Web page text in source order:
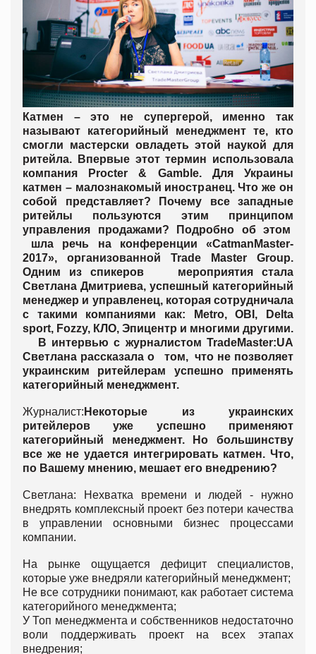
Катмен – это не супергерой, именно так
называют категорийный менеджмент те, кто
смогли мастерски овладеть этой наукой для
ритейла. Впервые этот термин использовала
компания Procter & Gamble. Для Украины
катмен – малознакомый иностранец. Что же он
собой представляет? Почему все западные
ритейлы пользуются этим принципом
управления продажами? Подробно об этом
шла речь на конференции «CatmanMaster-
2017», организованной Trade Master Group.
Одним из спикеров мероприятия стала
Светлана Дмитриева, успешный категорийный
менеджер и управленец, которая сотрудничала
с такими компаниями как: Metro, OBI, Delta
sport, Fozzy, КЛО, Эпицентр и многими другими.
В интервью с журналистом TradeMaster:UA
Светлана рассказала о том, что не позволяет
украинским ритейлерам успешно применять
категорийный менеджмент.
Журналист: Некоторые из украинских
ритейлеров уже успешно применяют
категорийный менеджмент. Но большинству
все же не удается интегрировать катмен. Что,
по Вашему мнению, мешает его внедрению?
Светлана: Нехватка времени и людей - нужно
внедрять комплексный проект без потери качества
в управлении основными бизнес процессами
компании.
На рынке ощущается дефицит специалистов,
которые уже внедряли категорийный менеджмент;
Не все сотрудники понимают, как работает система
категорийного менеджмента;
У Топ менеджмента и собственников недостаточно
воли поддерживать проект на всех этапах
внедрения;